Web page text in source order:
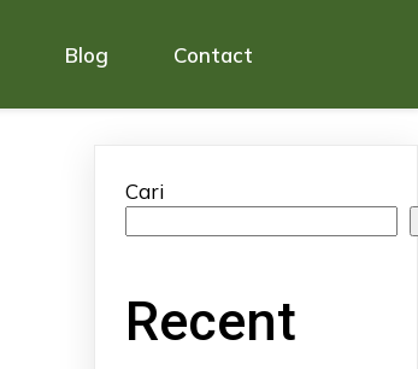
Blog Contact
Cari
Recent